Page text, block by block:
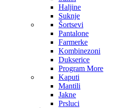
Haljine
Suknje
Šortsevi
Pantalone
Farmerke
Kombinezoni
Dukserice
Program More
Kaputi
Mantili
Jakne
Prsluci